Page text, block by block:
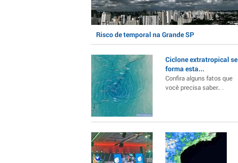
Risco de temporal na Grande SP
Ciclone extratropical se
forma esta...
Confira alguns fatos que
você precisa saber.. .